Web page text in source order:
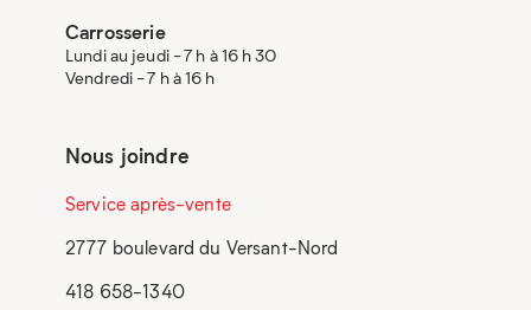
Carrosserie
Lundi au jeudi - 7 h à 16 h 30
Vendredi - 7 h à 16 h
Nous joindre
Service après-vente
2777 boulevard du Versant-Nord
418 658-1340